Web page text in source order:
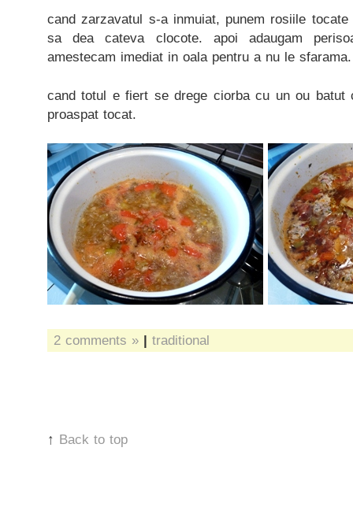
cand zarzavatul s-a inmuiat, punem rosiile
sa dea cateva clocote. apoi adaugam
amestecam imediat in oala pentru a nu le sfarama.
cand totul e fiert se drege ciorba cu un ou batut
proaspat tocat.
2 comments » | traditional
↑ Back to top